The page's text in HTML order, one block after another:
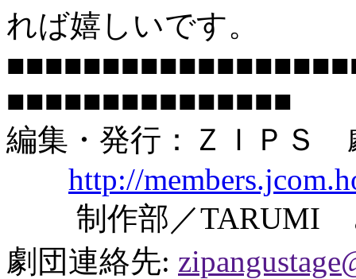
れば嬉しいです。
■■■■■■■■■■■■■■■
編集・発行：ＺＩＰＳ
http://
制作部／TARUMI
劇団連絡先: